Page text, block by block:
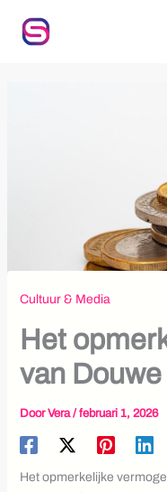
naar
Cultuur & Media
Het
van
DoorVera/februari 1, 2026
Het opmerkelijke
o
e